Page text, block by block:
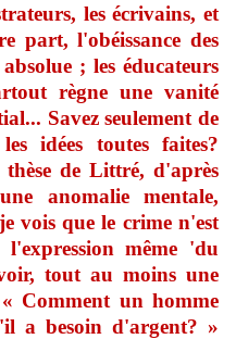
les écrivains, et
part, l'obéissance des
; les éducateurs
règne une vanité
Savez seulement de
idées toutes faites?
de Littré, d'après
anomalie mentale,
vois que le crime n'est
même 'du
tout au moins une
Comment un homme
a besoin d'argent? »